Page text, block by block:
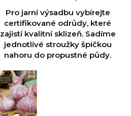
Pro jarní výsadbu vybírejte
certifikované odrůdy, které
zajistí kvalitní sklizeň. Sadíme
jednotlivé stroužky špičkou
nahoru do propustné půdy.